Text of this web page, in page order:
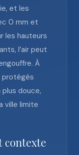
et les
0 mm et
les hauteurs
l’air peut
À
protégés
douce,
ville limite
contexte